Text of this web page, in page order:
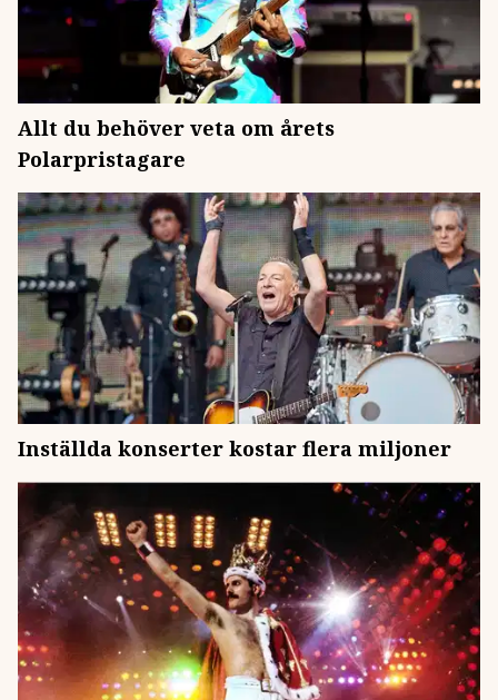
Allt du behöver veta om årets
Polarpristagare
Inställda konserter kostar flera miljoner